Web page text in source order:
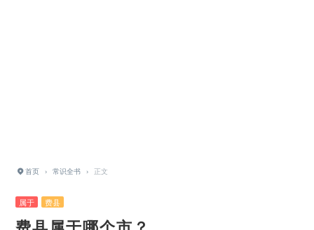
首页 › 常识全书 › 正文
属于 费县